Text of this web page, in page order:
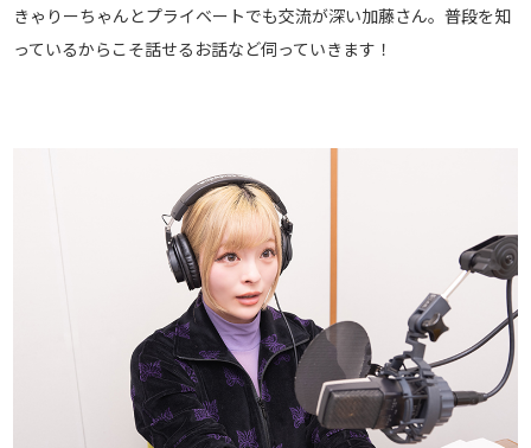
きゃりーちゃんとプライベートでも交流が深い加藤さん。普段を知
っているからこそ話せるお話など伺っていきます！